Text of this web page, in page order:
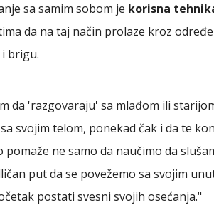
sa samim sobom je korisna
da na taj način prolaze kroz
brigu.
da 'razgovaraju' sa mlađom ili
svojim telom, ponekad čak i da te
ne samo da naučimo da
put da se povežemo sa svojim
postati svesni svojih osećanja."